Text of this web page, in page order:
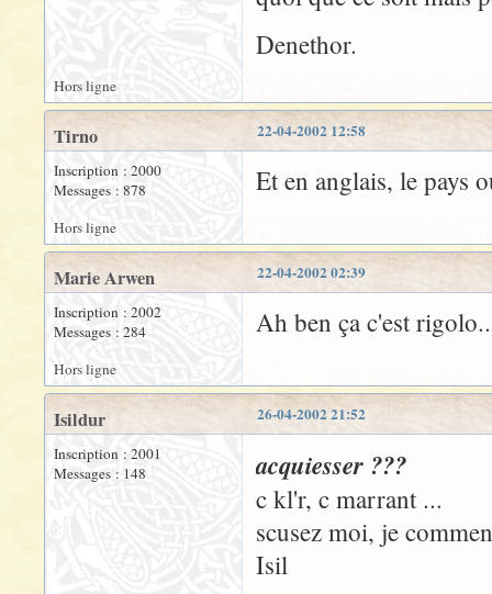
Denethor.
Hors ligne
22-04-2002 12:58
Tirno
Inscription : 2000
Messages : 878
Et en anglais, le pays
Hors ligne
22-04-2002 02:39
Marie Arwen
Inscription : 2002
Messages : 284
Ah ben ça c'est
Hors ligne
26-04-2002 21:52
Isildur
Inscription : 2001
Messages : 148
acquiesser ???
c kl'r, c marrant ...
scusez moi, je
Isil